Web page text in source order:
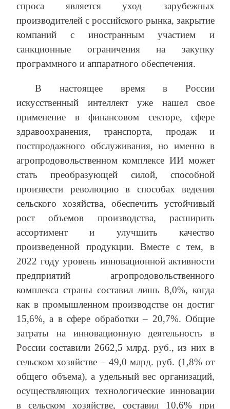
спроса является уход зарубежных
производителей с российского рынка, закрытие
компаний с иностранным участием и
санкционные ограничения на закупку
программного и аппаратного обеспечения.
В настоящее время в России
искусственный интеллект уже нашел свое
применение в финансовом секторе, сфере
здравоохранения, транспорта, продаж и
постпродажного обслуживания, но именно в
агропродовольственном комплексе ИИ может
стать преобразующей силой, способной
произвести революцию в способах ведения
сельского хозяйства, обеспечить устойчивый
рост объемов производства, расширить
ассортимент и улучшить качество
произведенной продукции. Вместе с тем, в
2022 году уровень инновационной активности
предприятий агропродовольственного
комплекса страны составил лишь 8,0%, когда
как в промышленном производстве он достиг
15,6%, а в сфере обработки – 20,7%. Общие
затраты на инновационную деятельность в
России составили 2662,5 млрд. руб., из них в
сельском хозяйстве – 49,0 млрд. руб. (1,8% от
общего объема), а удельный вес организаций,
осуществляющих технологические инновации
в сельском хозяйстве, составил 10,6% при